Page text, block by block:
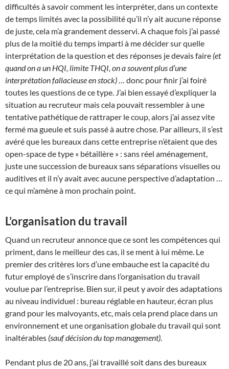
difficultés à savoir comment les interpréter, dans un contexte
de temps limités avec la possibilité qu’il n’y ait aucune réponse
de juste, cela m’a grandement desservi. A chaque fois j’ai passé
plus de la moitié du temps imparti à me décider sur quelle
interprétation de la question et des réponses je devais faire (et
quand on a un HQI, limite THQI, on a souvent plus d’une
interprétation fallacieuse en stock)… donc pour finir j’ai foiré
toutes les questions de ce type. J’ai bien essayé d’expliquer la
situation au recruteur mais cela pouvait ressembler à une
tentative pathétique de rattraper le coup, alors j’ai assez vite
fermé ma gueule et suis passé à autre chose. Par ailleurs, il s’est
avéré que les bureaux dans cette entreprise n’étaient que des
open-space de type « bétaillère » : sans réel aménagement,
juste une succession de bureaux sans séparations visuelles ou
auditives et il n’y avait avec aucune perspective d’adaptation …
ce qui m’amène à mon prochain point.
L’organisation du travail
Quand un recruteur annonce que ce sont les compétences qui
priment, dans le meilleur des cas, il se ment à lui même. Le
premier des critères lors d’une embauche est la capacité du
futur employé de s’inscrire dans l’organisation du travail
voulue par l’entreprise. Bien sur, il peut y avoir des adaptations
au niveau individuel : bureau réglable en hauteur, écran plus
grand pour les malvoyants, etc, mais cela prend place dans un
environnement et une organisation globale du travail qui sont
inaltérables (sauf décision du top management).
Pendant plus de 20 ans, j’ai travaillé soit dans des bureaux